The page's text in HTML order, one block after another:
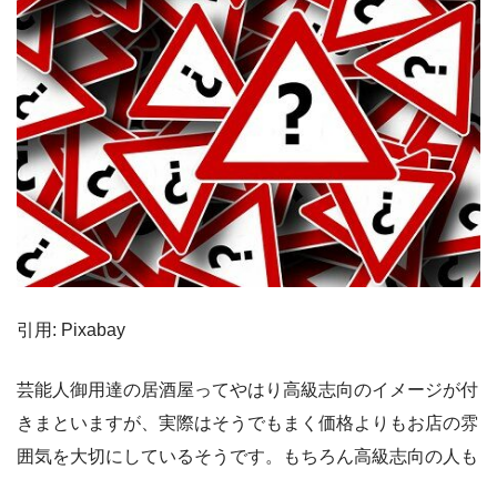
引用: Pixabay
芸能人御用達の居酒屋ってやはり高級志向のイメージが付
きまといますが、実際はそうでもまく価格よりもお店の雰
囲気を大切にしているそうです。もちろん高級志向の人も